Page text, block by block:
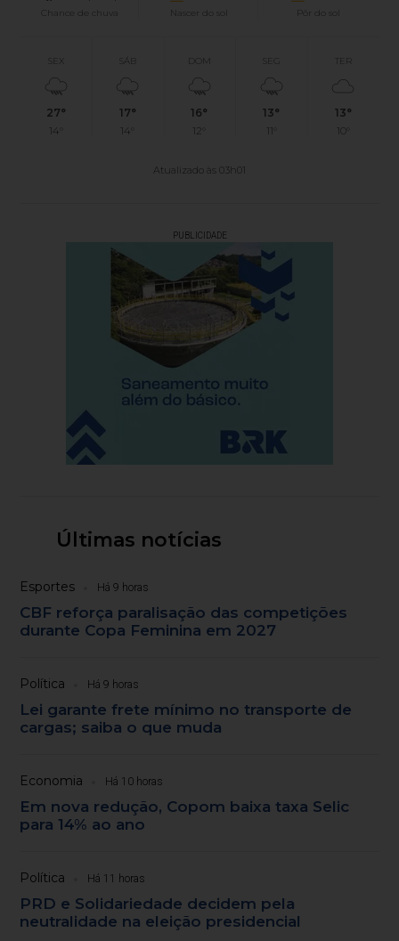
Chance de chuva
Nascer do sol Pôr do sol
SEX
27°
14°
SÁB
17°
14°
DOM
16°
12°
SEG
13°
11°
TER
13°
10°
Atualizado às 03h01
PUBLICIDADE
Últimas notícias
Esportes Há 9 horas
CBF reforça paralisação das competições
durante Copa Feminina em 2027
Política Há 9 horas
Lei garante frete mínimo no transporte de
cargas; saiba o que muda
Economia Há 10 horas
Em nova redução, Copom baixa taxa Selic
para 14% ao ano
Política Há 11 horas
PRD e Solidariedade decidem pela
neutralidade na eleição presidencial